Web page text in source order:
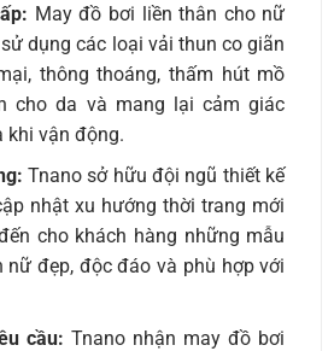
May đồ bơi liền thân cho nữ
dụng các loại vải thun co giãn
thông thoáng, thấm hút mồ
cho da và mang lại cảm giác
khi vận động.
Tnano sở hữu đội ngũ thiết kế
nhật xu hướng thời trang mới
cho khách hàng những mẫu
nữ đẹp, độc đáo và phù hợp với
cầu: Tnano nhận may đồ bơi